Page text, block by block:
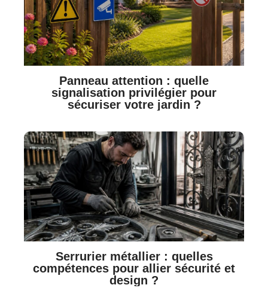
Panneau attention : quelle
signalisation privilégier pour
sécuriser votre jardin ?
Serrurier métallier : quelles
compétences pour allier sécurité et
design ?